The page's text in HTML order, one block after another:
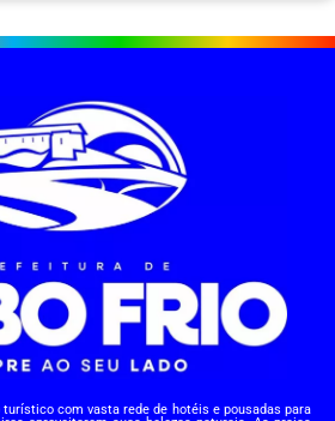
com vasta rede de hotéis e pousadas para